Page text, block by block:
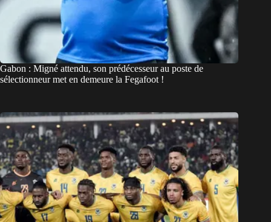
Gabon : Migné attendu, son prédécesseur au poste de
sélectionneur met en demeure la Fegafoot !